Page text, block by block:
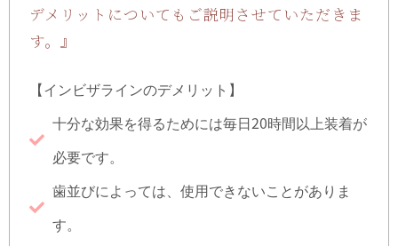
デメリットについてもご説明させていただきま
す。』
【インビザラインのデメリット】
十分な効果を得るためには毎日20時間以上装着が
必要です。
歯並びによっては、使用できないことがありま
す。